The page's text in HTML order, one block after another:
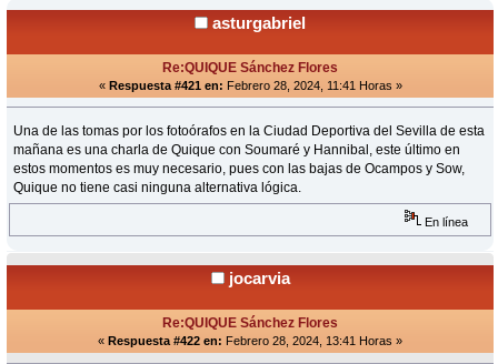
asturgabriel
Re:QUIQUE Sánchez Flores
« Respuesta #421 en: Febrero 28, 2024, 11:41 Horas »
Una de las tomas por los fotoórafos en la Ciudad Deportiva del Sevilla de esta
mañana es una charla de Quique con Soumaré y Hannibal, este último en
estos momentos es muy necesario, pues con las bajas de Ocampos y Sow,
Quique no tiene casi ninguna alternativa lógica.
En línea
jocarvia
Re:QUIQUE Sánchez Flores
« Respuesta #422 en: Febrero 28, 2024, 13:41 Horas »